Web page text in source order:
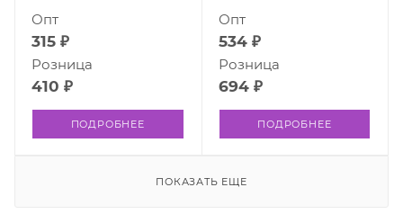
315 ₽
Опт
410 ₽
Розница
ПОДРОБНЕЕ
534 ₽
Опт
694 ₽
Розница
ПОДРОБНЕЕ
ПОКАЗАТЬ ЕЩЕ